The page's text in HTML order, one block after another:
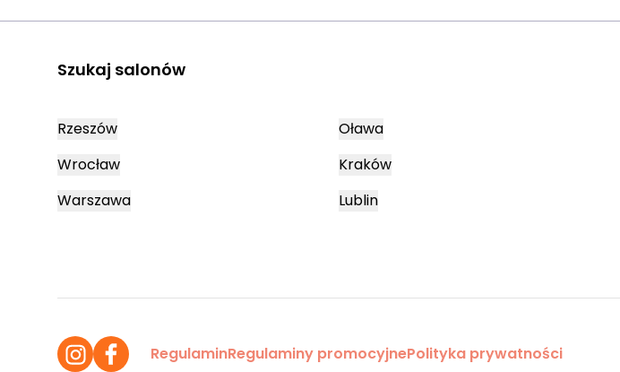
Szukaj salonów
Rzeszów
Wrocław
Warszawa
Oława
Kraków
Lublin
RegulaminRegulaminy promocyjnePolityka prywatności